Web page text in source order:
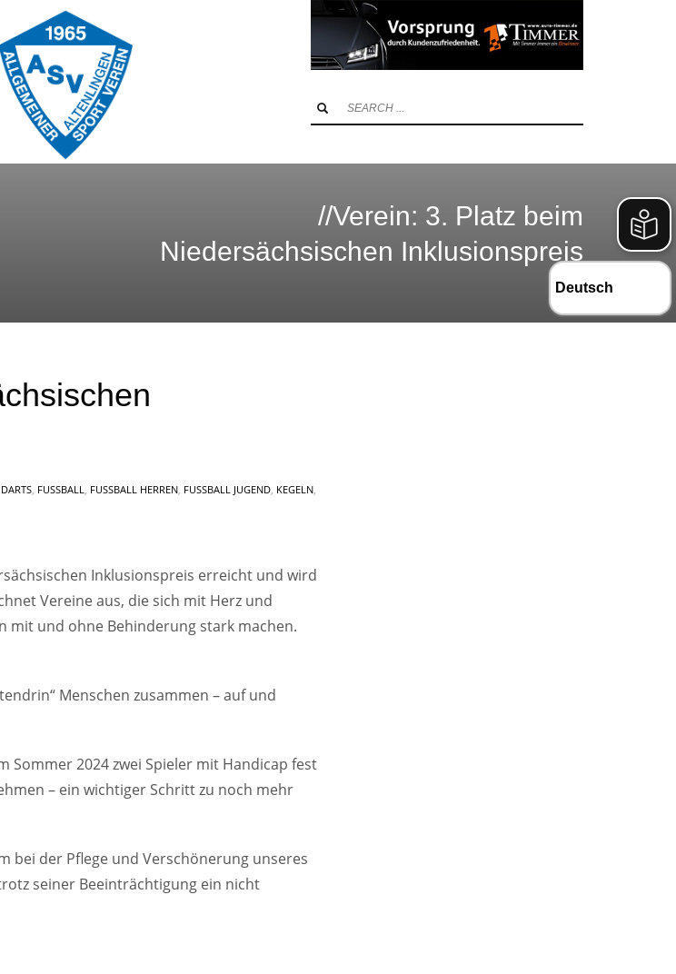
//Verein: 3. Platz beim
Niedersächsischen Inklusionspreis
DARTS, FUSSBALL, FUSSBALL HERREN, FUSSBALL JUGEND, KEGELN,
Inklusionspreis erreicht und wird
Vereine aus, die sich mit Herz und
mit und ohne Behinderung stark machen.
Menschen zusammen – auf und
Sommer 2024 zwei Spieler mit Handicap fest
– ein wichtiger Schritt zu noch mehr
bei der Pflege und Verschönerung unseres
seiner Beeinträchtigung ein nicht